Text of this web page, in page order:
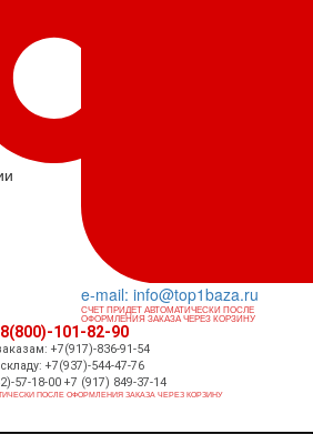
e-mail: info@top1baza.ru
СЧЕТ ПРИДЕТ АВТОМАТИЧЕСКИ ПОСЛЕ
ОФОРМЛЕНИЯ ЗАКАЗА ЧЕРЕЗ КОРЗИНУ
8(800)-101-82-90
+7(917)-836-91-54
+7(937)-544-47-76
57-18-00 +7 (917) 849-37-14
ПОСЛЕ ОФОРМЛЕНИЯ ЗАКАЗА ЧЕРЕЗ КОРЗИНУ